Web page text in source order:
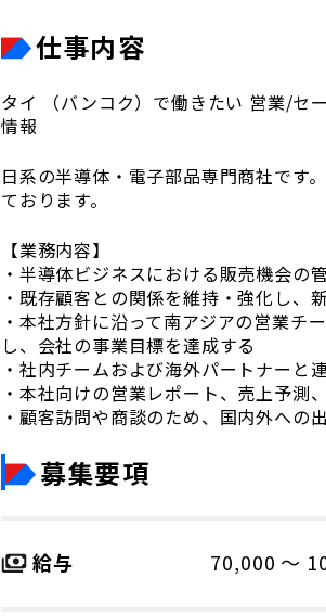
仕事内容
タイ （バンコク）で働きたい 営業/セ
情報
日系の半導体・電子部品専門商社です
ております。
【業務内容】
・半導体ビジネスにおける販売機会の
・既存顧客との関係を維持・強化し、
・本社方針に沿って南アジアの営業チ
し、会社の事業目標を達成する
・社内チームおよび海外パートナーと
・本社向けの営業レポート、売上予測
・顧客訪問や商談のため、国内外への
募集要項
給与 70,000 〜